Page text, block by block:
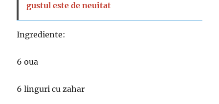
gustul este de neuitat
Ingrediente:
6 oua
6 linguri cu zahar